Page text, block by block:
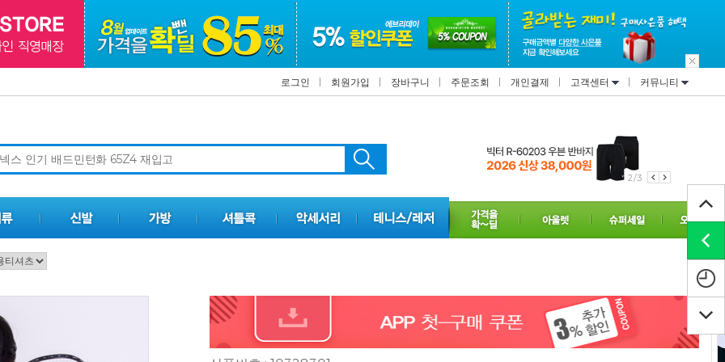
로그인 회원가입 장바구니 주문조회 개인결제 고객센터 커뮤니티
2/3